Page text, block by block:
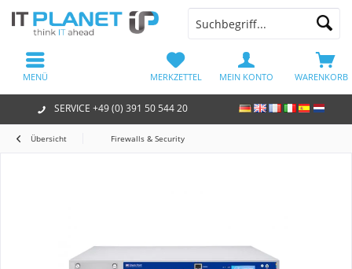
SERVICE +49 (0) 391 50 544 20
WARENKORB
MERKZETTEL MEIN KONTO
MENÜ
Übersicht Firewalls & Security